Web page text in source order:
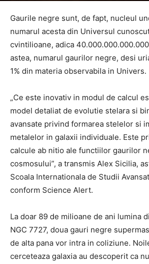
Gaurile negre sunt, de fapt, nucleul
numarul acesta din Universul
cvintilioane, adica
astea, numarul gaurilor negre, desi
1% din materia observabila in Univers.
„Ce este inovativ in modul de calcul
model detaliat de evolutie stelara si
avansate privind formarea stelelor si
metalelor in galaxii individuale. Este
calcule ab nitio ale functiilor gaurilor
cosmosului”, a transmis Alex Sicilia,
Scoala Internationala de Studii
conform Science Alert.
La doar 89 de milioane de ani lumina
NGC 7727, doua gauri negre
de alta pana vor intra in coliziune.
cerceteaza galaxia au descoperit ca